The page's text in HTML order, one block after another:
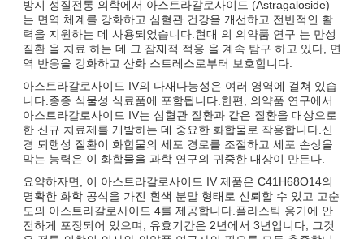
방지 성질전통 의학에서 아스트라갈로사이드 (Astragaloside)
는 면역 체계를 강화하고 심혈관 건강을 개선하고 전반적인 활
력을 지원하는 데 사용되었습니다.현대 의 의약품 연구 는 만성
질환 을 치료 하는 데 그 잠재적 적용 을 계속 탐구 하고 있다, 면
역 반응을 강화하고 산화 스트레스로부터 보호합니다.
아스트라갈로사이드 IV의 다재다능성은 여러 영역에 걸쳐 있습
니다.종종 식물성 식료품에 포함됩니다.한편, 의약품 연구에서
아스트라갈로사이드 IV는 심혈관 질환과 같은 질환을 대상으로
한 신규 치료제를 개발하는 데 중요한 화합물로 작용합니다.신
경 퇴행성 질환이 화합물의 세포 경로를 조절하고 세포 손상을
막는 능력은 이 화합물을 과학 연구의 귀중한 대상이 만든다.
요약하자면, 이 아스트라갈로사이드 IV 제품은 C41H68O14의
명확한 화학 공식을 가진 흰색 분말 형태로 신뢰할 수 있고 고순
도의 아스트라갈로사이드 4를 제공합니다.플라스틱 용기에 안
전하게 포장되어 있으며, 유효기간은 2년에서 3년입니다, 그것